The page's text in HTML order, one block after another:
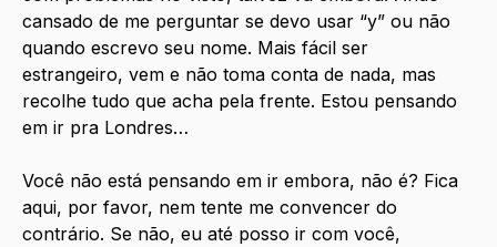
cansado de me perguntar se devo usar “y” ou não
quando escrevo seu nome. Mais fácil ser
estrangeiro, vem e não toma conta de nada, mas
recolhe tudo que acha pela frente. Estou pensando
em ir pra Londres…
Você não está pensando em ir embora, não é? Fica
aqui, por favor, nem tente me convencer do
contrário. Se não, eu até posso ir com você,